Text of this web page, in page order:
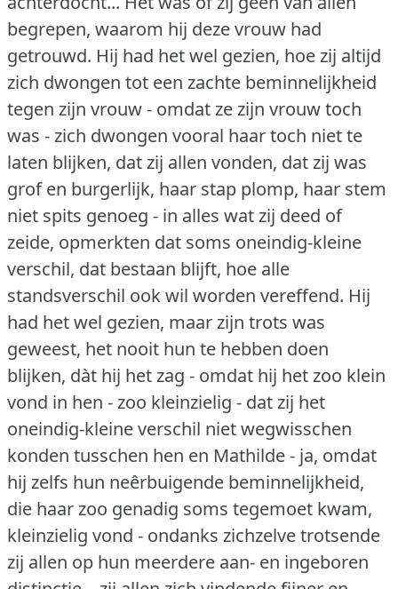
begrepen, waarom hij deze vrouw had
getrouwd. Hij had het wel gezien, hoe zij altijd
zich dwongen tot een zachte beminnelijkheid
tegen zijn vrouw - omdat ze zijn vrouw toch
was - zich dwongen vooral haar toch niet te
laten blijken, dat zij allen vonden, dat zij was
grof en burgerlijk, haar stap plomp, haar stem
niet spits genoeg - in alles wat zij deed of
zeide, opmerkten dat soms oneindig-kleine
verschil, dat bestaan blijft, hoe alle
standsverschil ook wil worden vereffend. Hij
had het wel gezien, maar zijn trots was
geweest, het nooit hun te hebben doen
blijken, dàt hij het zag - omdat hij het zoo klein
vond in hen - zoo kleinzielig - dat zij het
oneindig-kleine verschil niet wegwisschen
konden tusschen hen en Mathilde - ja, omdat
hij zelfs hun neêrbuigende beminnelijkheid,
die haar zoo genadig soms tegemoet kwam,
kleinzielig vond - ondanks zichzelve trotsende
zij allen op hun meerdere aan- en ingeboren